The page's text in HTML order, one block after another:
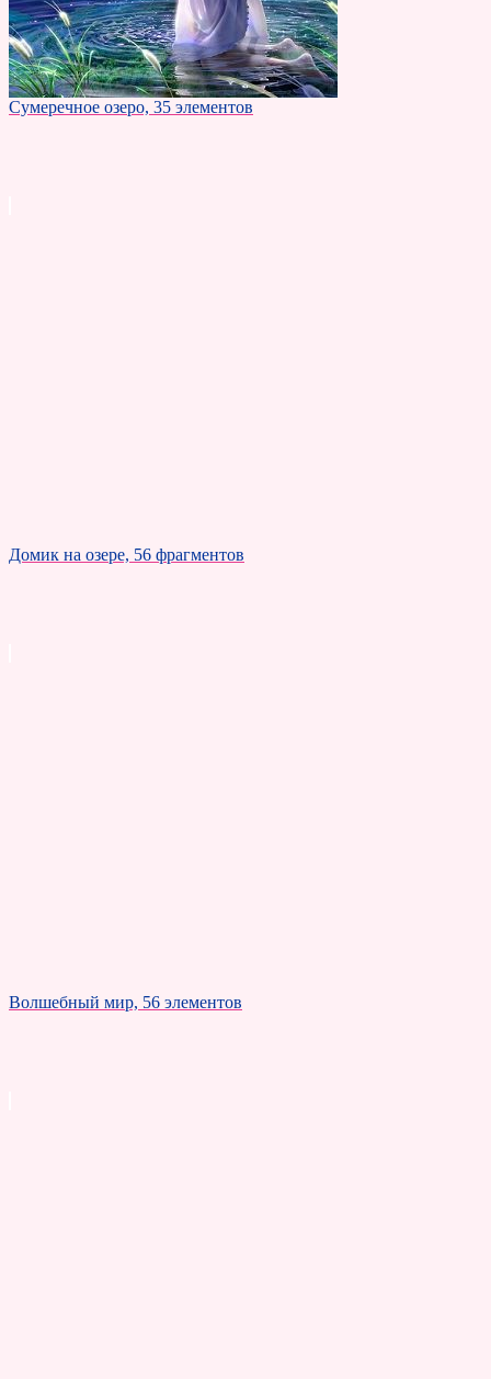
Сумеречное озеро, 35 элементов
Домик на озере, 56 фрагментов
Волшебный мир, 56 элементов